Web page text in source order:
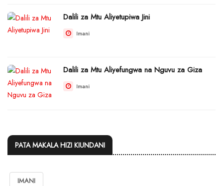
Dalili za Mtu Aliyetupiwa Jini
Imani
Dalili za Mtu Aliyefungwa na Nguvu za Giza
Imani
PATA MAKALA HIZI KIUNDANI
IMANI